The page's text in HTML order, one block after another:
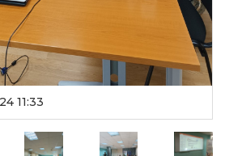
11:33